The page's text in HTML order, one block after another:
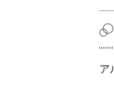
ア